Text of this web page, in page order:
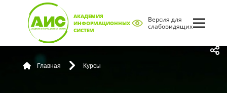
АКАДЕМИЯ
ИНФОРМАЦИОННЫХ
СИСТЕМ
Версия для
слабовидящих
Главная Курсы